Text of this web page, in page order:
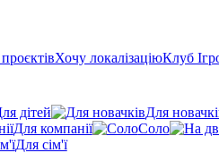
Хочу локалізаціюКлуб
дітей
Для
Для компанії
Соло
Для сім'ї